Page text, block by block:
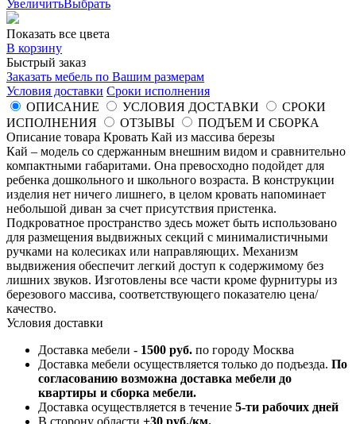
УвеличитьВыбрать
Показать все цвета
В корзину
Быстрый заказ
Заказать мебель по Вашим размерам
Условия доставки Сроки исполнения
ОПИСАНИЕ
УСЛОВИЯ ДОСТАВКИ
СРОКИ
ИСПОЛНЕНИЯ
ОТЗЫВЫ
ПОДЪЕМ И СБОРКА
Описание товара Кровать Кай из массива березы
Кай – модель со сдержанным внешним видом и сравнительно
компактными габаритами. Она превосходно подойдет для
ребенка дошкольного и школьного возраста. В конструкции
изделия нет ничего лишнего, в целом кровать напоминает
небольшой диван за счет присутствия пристенка.
Подкроватное пространство здесь может быть использовано
для размещения выдвижных секций с минималистичными
ручками на колесиках или направляющих. Механизм
выдвижения обеспечит легкий доступ к содержимому без
лишних звуков. Изготовлены все части кроме фурнитуры из
березового массива, соответствующего показателю цена/
качество.
Условия доставки
Доставка мебели - 1500 руб. по городу Москва
Доставка мебели осуществляется только до подъезда. По
согласованию возможна доставка мебели до
квартиры и сборка мебели.
Доставка осуществляется в течение 5-ти рабочих дней